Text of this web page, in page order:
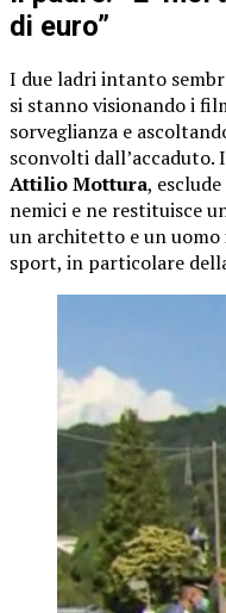
di euro”
I due ladri intanto
si stanno visionando i
sorveglianza e
sconvolti
Attilio Mottura,
nemici e ne restituisce
un architetto e un
sport, in particolare